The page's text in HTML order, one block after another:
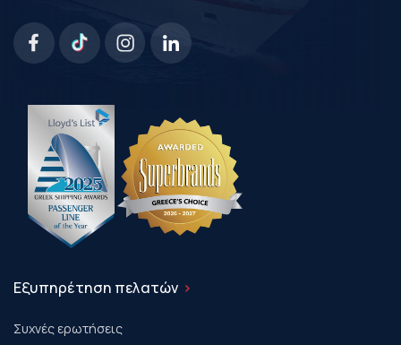
Εξυπηρέτηση πελατών
Συχνές ερωτήσεις